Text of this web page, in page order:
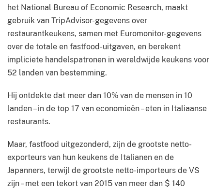
het National Bureau of Economic Research, maakt
gebruik van TripAdvisor-gegevens over
restaurantkeukens, samen met Euromonitor-gegevens
over de totale en fastfood-uitgaven, en berekent
impliciete handelspatronen in wereldwijde keukens voor
52 landen van bestemming.
Hij ontdekte dat meer dan 10% van de mensen in 10
landen – in de top 17 van economieën – eten in Italiaanse
restaurants.
Maar, fastfood uitgezonderd, zijn de grootste netto-
exporteurs van hun keukens de Italianen en de
Japanners, terwijl de grootste netto-importeurs de VS
zijn – met een tekort van 2015 van meer dan $ 140